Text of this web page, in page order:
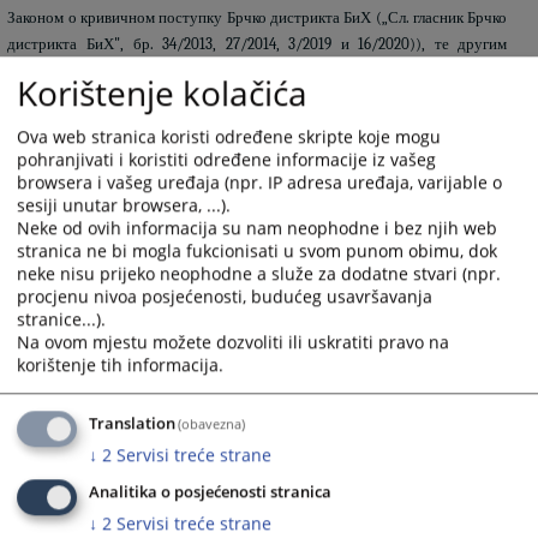
Законом о кривичном поступку Брчко дистрикта БиХ ( „Сл. гласник Брчко
дистрикта БиХ", бр. 34/2013, 27/2014, 3/2019 и 16/2020)), те другим
ВРЕМЕНСКИ ПЕРИОД ЧУВАЊА ЛИЧНИХ ПОДАТАКА
Ваше личне податке Тужилаштво Брчко дистрикта БиХ обрађује док се
не испуни сврха обраде личних података. Након престанка сврхе за коју
су прикупљени, подаци се више неће користити и чуват ће се сходно
Листи категорије регистратурне грађе са роковима чувања у
Тужилаштву, која је донесена у складу са Законом о архивској грађи.
ТЕХНИЧКЕ И ОРГАНИЗАЦИОНЕ МЈЕРЕ ЗА ЗАШТИТУ ЛИЧНИХ
ПОДАТАКА
Тужилаштво Брчко дистрикта БиХ је предузело одговарајуће техничке и
неовлаштеног приступа, губитка или других радњи којима се угрожава
сигурност ваших личних података.
Korištenje kolačića
Ova web stranica koristi određene skripte koje mogu
pohranjivati i koristiti određene informacije iz vašeg
browsera i vašeg uređaja (npr. IP adresa uređaja, varijable o
sesiji unutar browsera, ...).
Neke od ovih informacija su nam neophodne i bez njih web
stranica ne bi mogla fukcionisati u svom punom obimu, dok
neke nisu prijeko neophodne a služe za dodatne stvari (npr.
procjenu nivoa posjećenosti, budućeg usavršavanja
stranice...).
Na ovom mjestu možete dozvoliti ili uskratiti pravo na
korištenje tih informacija.
Translation(obavezna)
↓ 2 Servisi treće strane
Analitika o posjećenosti stranica
↓ 2 Servisi treće strane